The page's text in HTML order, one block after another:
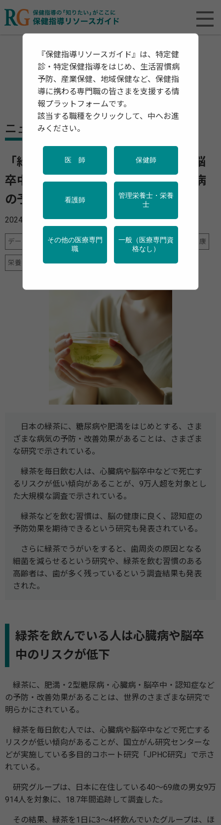
ニュース
「緑茶」を飲んでいる人は心臓病・脳
卒中・認知症のリスクが低下 歯周病
の予防・改善にも有用
2024年05月28日
データヘルス計画 メンタルヘルス 地域保健 女性の健康
栄養 特定保健指導 産業保健 調査・統計 高齢者
日本の緑茶に、糖尿病や肥満をはじめとする、さま
ざまな病気の予防・改善効果があることは、さまざま
な研究で示されている。
緑茶を毎日飲む人は、心臓病や脳卒中などで死亡す
るリスクが低い傾向があることが、9万人超を対象とし
た大規模な調査で示されている。
緑茶などを飲む習慣は、脳の健康に良く、認知症の
予防効果を期待できるという研究も発表されている。
さらに緑茶でうがいをすると、歯周炎の原因となる
細菌を減らせるという研究や、緑茶を飲む習慣のある
高齢者は、歯が多く残っているという調査結果も発表
された。
緑茶を飲んでいる人は心臓病や脳卒
中のリスクが低下
緑茶に、肥満・2型糖尿病・心臓病・脳卒中・認知症など
の予防・改善効果があることは、世界のさまざまな研究で
明らかにされている。
緑茶を毎日飲む人では、心臓病や脳卒中などで死亡する
リスクが低い傾向があることが、国立がん研究センターな
どが実施している多目的コホート研究「JPHC研究」で示さ
れている。
研究グループは、日本に在住している40～69歳の男女9万
914人を対象に、18.7年間追跡して調査した。
その結果、緑茶を1日に3～4杯飲んでいたグループは、ほ
『保健指導リソースガイド』は、特定健
診・特定保健指導をはじめ、生活習慣病
予防、産業保健、地域保健など、保健指
導に携わる専門職の皆さまを支援する情
報プラットフォームです。
該当する職種をクリックして、中へお進
みください。
医 師 保健師
看護師
管理栄養士・栄養
士
その他の医療専門
職
一般（医療専門資
格なし）